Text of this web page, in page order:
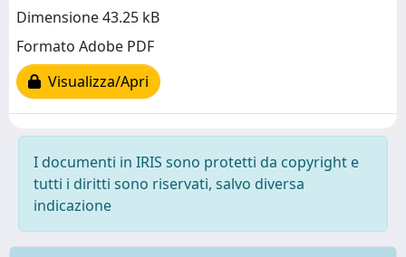
Dimensione 43.25 kB
Formato Adobe PDF
Visualizza/Apri
I documenti in IRIS sono protetti da copyright e
tutti i diritti sono riservati, salvo diversa
indicazione